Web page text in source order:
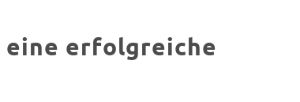
eine erfolgreiche